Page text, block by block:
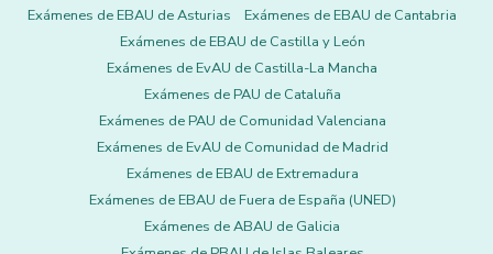
Exámenes de EBAU de Asturias
Exámenes de EBAU de Cantabria
Exámenes de EBAU de Castilla y León
Exámenes de EvAU de Castilla-La Mancha
Exámenes de PAU de Cataluña
Exámenes de PAU de Comunidad Valenciana
Exámenes de EvAU de Comunidad de Madrid
Exámenes de EBAU de Extremadura
Exámenes de EBAU de Fuera de España (UNED)
Exámenes de ABAU de Galicia